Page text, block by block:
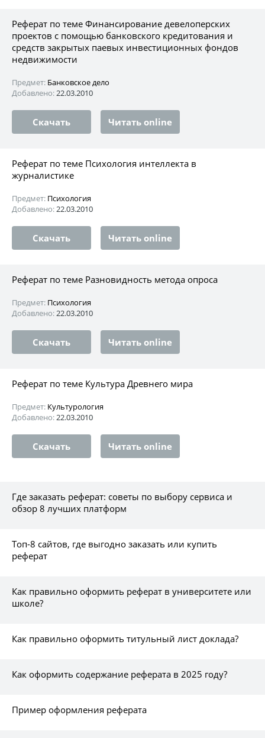
Реферат по теме Финансирование девелоперских
проектов с помощью банковского кредитования и
средств закрытых паевых инвестиционных фондов
недвижимости
Предмет: Банковское дело
Добавлено:22.03.2010
Скачать Читать online
Реферат по теме Психология интеллекта в
журналистике
Предмет: Психология
Добавлено:22.03.2010
Скачать Читать online
Реферат по теме Разновидность метода опроса
Предмет: Психология
Добавлено:22.03.2010
Скачать Читать online
Реферат по теме Культура Древнего мира
Предмет: Культурология
Добавлено:22.03.2010
Скачать Читать online
Где заказать реферат: советы по выбору сервиса и
обзор 8 лучших платформ
Топ-8 сайтов, где выгодно заказать или купить
реферат
Как правильно оформить реферат в университете или
школе?
Как правильно оформить титульный лист доклада?
Как оформить содержание реферата в 2025 году?
Пример оформления реферата